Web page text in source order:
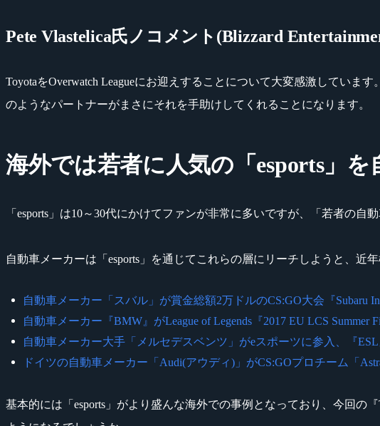
Pete Vlastelica氏ノコメント(Blizzard
ToyotaをOverwatch Leagueにお迎えすることについて大変感激していま
のようなパートナーがまさにそれを手助けしてくれることになります。
海外では若者に人気の「esports」を
「esports」は10～30代にかけてファンが非常に多いですが、「若者の
自動車メーカーは「esports」を通じてこれらの層にリーチしようと、近
自動車メーカー「スバル」が賞金総額2万ドルのCS:GO大会『Subaru
自動車メーカー『BMW』がLeague of Legends『2017 EU LCS Summer
自動車メーカー大手「メルセデスベンツ」がeスポーツに参入、『
ドイツの自動車メーカー「Audi(アウディ)」がCS:GOプロチーム「
基本的には「esports」がより盛んな海外での事例となっており、今回の